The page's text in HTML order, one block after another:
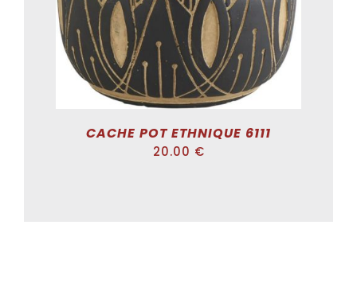
DÉTAILS
CACHE POT ETHNIQUE 6111
20.00 €